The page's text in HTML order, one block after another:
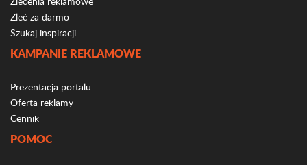
Zleć za darmo
Szukaj inspiracji
KAMPANIE REKLAMOWE
Prezentacja portalu
Oferta reklamy
Cennik
POMOC